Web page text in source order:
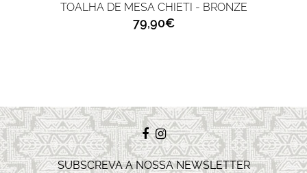
TOALHA DE MESA CHIETI - BRONZE
79,90€
SUBSCREVA A NOSSA NEWSLETTER